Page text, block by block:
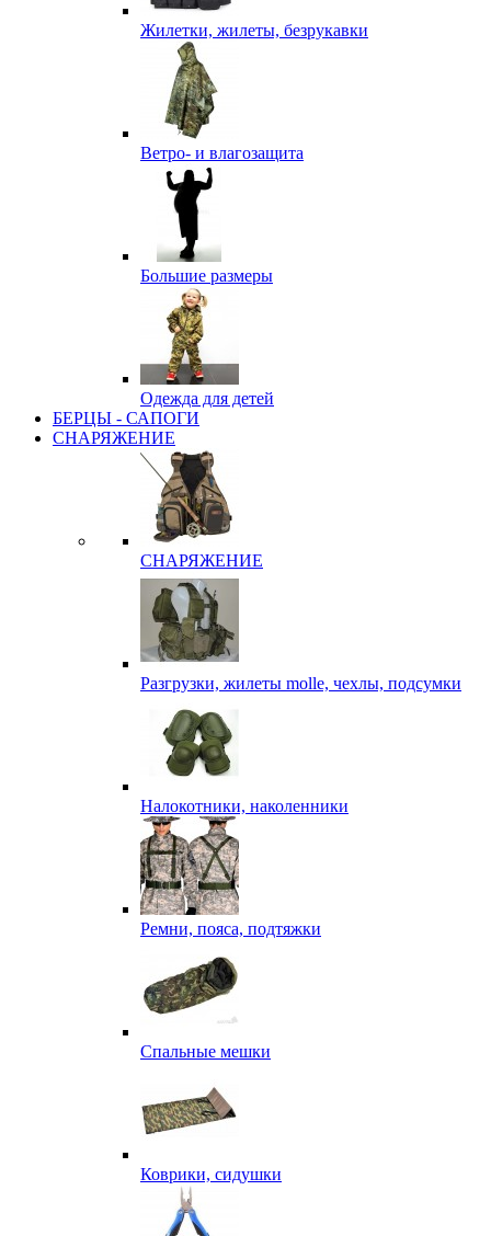
Жилетки, жилеты, безрукавки
Ветро- и влагозащита
Большие размеры
Одежда для детей
БЕРЦЫ - САПОГИ
СНАРЯЖЕНИЕ
СНАРЯЖЕНИЕ
Разгрузки, жилеты molle, чехлы, подсумки
Налокотники, наколенники
Ремни, пояса, подтяжки
Спальные мешки
Коврики, сидушки